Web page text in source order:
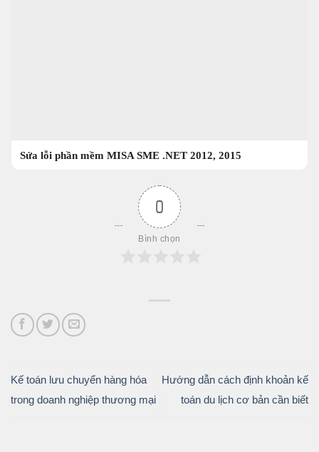
Sửa lỗi phần mềm MISA SME .NET 2012, 2015
0
Bình chọn
Kế toán lưu chuyển hàng hóa
trong doanh nghiệp thương mại
Hướng dẫn cách định khoản kế
toán du lịch cơ bản cần biết